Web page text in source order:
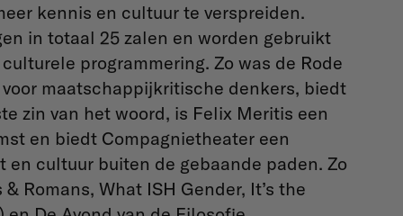
kennis en cultuur te verspreiden.
in totaal 25 zalen en worden gebruikt
programmering. Zo was de Rode
maatschappijkritische denkers, biedt
zin van het woord, is Felix Meritis een
en biedt Compagnietheater een
cultuur buiten de gebaande paden. Zo
Romans, What ISH Gender, It’s the